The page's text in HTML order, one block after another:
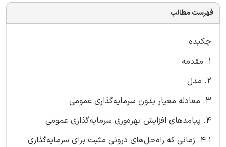
فهرست مطالب
چکیده
1. مقدمه
2. مدل
3. معادله معیار بدون سرمایه‌گذاری عمومی
4. پیامدهای افزایش بهره‌وری سرمایه‌گذاری عمومی
4.1. زمانی که راه‌حل‌های درونی مثبت برای سرمایه‌گذاری